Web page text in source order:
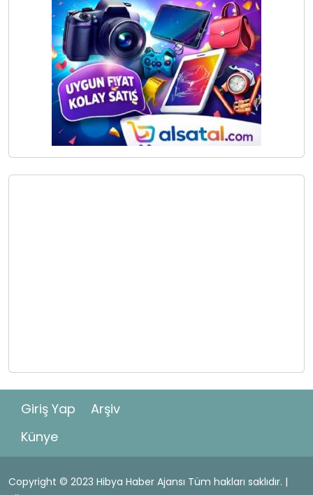
Giriş Yap
Arşiv
Künye
Copyright © 2023 Hibya Haber Ajansı Tüm hakları saklıdır. |